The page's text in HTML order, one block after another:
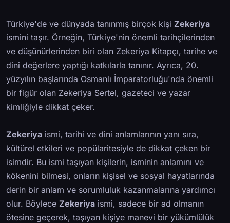
Türkiye'de ve dünyada tanınmış birçok kişi Zekeriya
ismini taşır. Örneğin, Türkiye'nin önemli tarihçilerinden
ve düşünürlerinden biri olan Zekeriya Kitapçı, tarihe ve
dini değerlere yaptığı katkılarla tanınır. Ayrıca, 20.
yüzyılın başlarında Osmanlı İmparatorluğu'nda önemli
bir figür olan Zekeriya Sertel, gazeteci ve yazar
kimliğiyle dikkat çeker.
Zekeriya ismi, tarihi ve dini anlamlarının yanı sıra,
kültürel etkileri ve popülaritesiyle de dikkat çeken bir
isimdir. Bu ismi taşıyan kişilerin, isminin anlamını ve
kökenini bilmesi, onların kişisel ve sosyal hayatlarında
derin bir anlam ve sorumluluk kazanmalarına yardımcı
olur. Böylece Zekeriya ismi, sadece bir ad olmanın
ötesine geçerek, taşıyan kişiye manevi bir yükümlülük